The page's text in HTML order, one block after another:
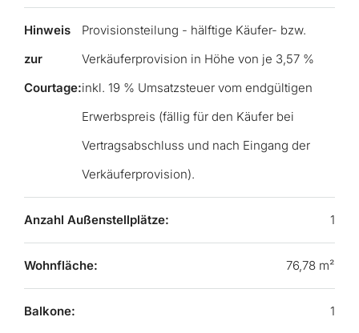
Hinweis
zur
Courtage:
Provisionsteilung - hälftige Käufer- bzw.
Verkäuferprovision in Höhe von je 3,57 %
inkl. 19 % Umsatzsteuer vom endgültigen
Erwerbspreis (fällig für den Käufer bei
Vertragsabschluss und nach Eingang der
Verkäuferprovision).
Anzahl Außenstellplätze: 1
Wohnfläche: 76,78 m²
Balkone: 1